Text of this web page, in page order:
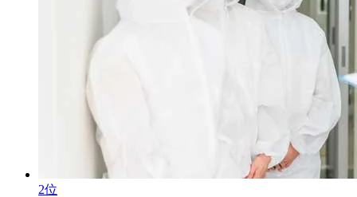
2位